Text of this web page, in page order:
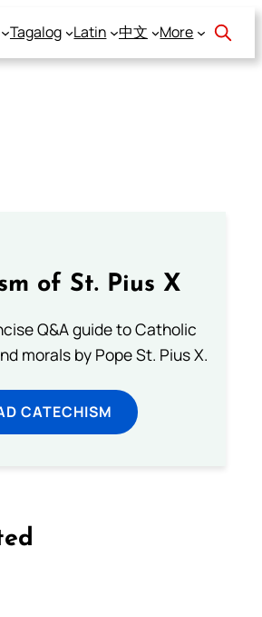
Tagalog Latin 中文 More
of St. Pius X
Q&A guide to Catholic
morals by Pope St. Pius X.
CATECHISM